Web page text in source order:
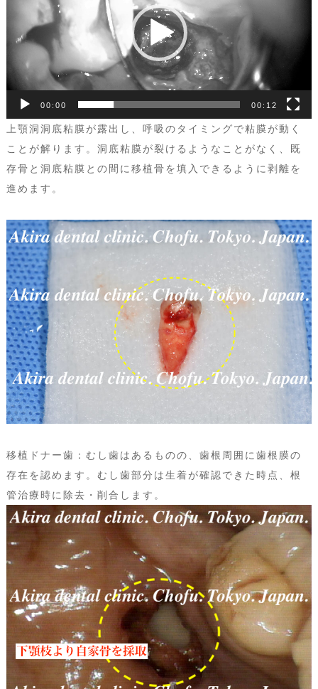
00:00 00:12
上顎洞洞底粘膜が露出し、呼吸のタイミングで粘膜が動く
ことが解ります。洞底粘膜が裂けるようなことがなく、既
存骨と洞底粘膜との間に移植骨を填入できるように剥離を
進めます。
移植ドナー歯：むし歯はあるものの、歯根周囲に歯根膜の
存在を認めます。むし歯部分は生着が確認できた時点、根
管治療時に除去・削合します。